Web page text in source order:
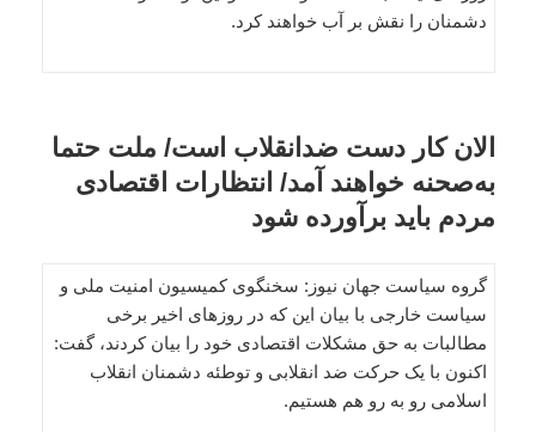
دشمنان را نقش بر آب خواهند کرد.
الان کار دست ضدانقلاب است/ ملت حتما
به‌صحنه خواهند آمد/ انتظارات اقتصادی
مردم باید برآورده شود
گروه سیاست جهان نیوز: سخنگوی کمیسیون امنیت ملی و
سیاست خارجی با بیان این که در روزهای اخیر برخی
مطالبات به حق مشکلات اقتصادی خود را بیان کردند، گفت:
اکنون با یک حرکت ضد انقلابی و توطئه دشمنان انقلاب
اسلامی رو به رو هم هستیم.